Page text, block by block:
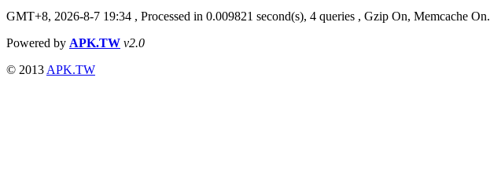
GMT+8, 2026-8-7 19:34 , Processed in 0.009821 second(s), 4 queries , Gzip On, Memcache On.
Powered by APK.TW v2.0
© 2013 APK.TW